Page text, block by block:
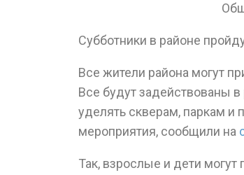
Субботники в районе
Все жители района могут
Все будут задействованы
уделять скверам, паркам и
мероприятия, сообщили на
Так, взрослые и дети могут